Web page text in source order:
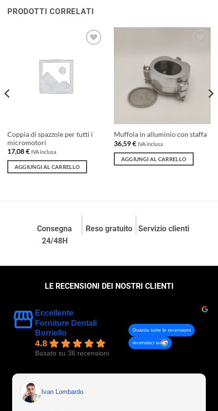
PRODOTTI CORRELATI
Coppia di spazzole per tutti i
micromotori
17,08€ IVA inclusa
AGGIUNGI AL CARRELLO
Muffola in alluminio con staffa
36,59€ IVA inclusa
AGGIUNGI AL CARRELLO
Consegna
24/48H
Reso gratuito Servizio clienti
LE RECENSIONI DEI NOSTRI CLIENTI
Eccellente
Forniture Dentali
Borriello
4.8
Basato su 36 recensioni
Guarda tutte le recensioni
recensisci su
Ivan Lombardo